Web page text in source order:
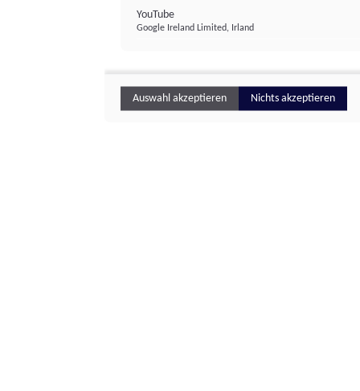
YouTube
Google Ireland Limited, Irland
Auswahl akzeptieren Nichts akzeptieren